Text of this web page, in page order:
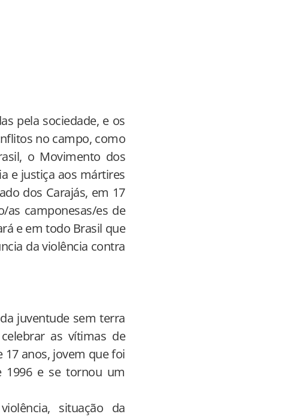
pela sociedade, e os
no campo, como
o Movimento dos
e justiça aos mártires
dos Carajás, em 17
camponesas/es de
e em todo Brasil que
da violência contra
juventude sem terra
as vítimas de
17 anos, jovem que foi
1996 e se tornou um
situação da